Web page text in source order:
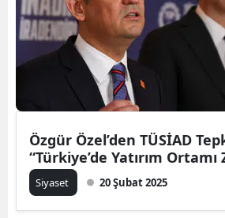
Özgür Özel’den TÜSİAD
“Türkiye’de Yatırım
Siyaset 20 Şubat 2025